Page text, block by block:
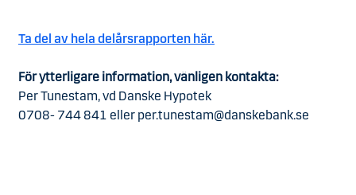
Ta del av hela delårsrapporten här.
För ytterligare information, vänligen kontakta:
Per Tunestam, vd Danske Hypotek
0708- 744 841 eller per.tunestam@danskebank.se